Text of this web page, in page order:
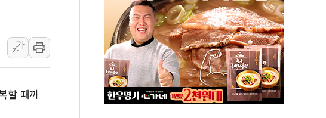
간 앞서 침수 예측"…건설연, AI 위험기상 기술 개발
내생산세액공제·인증제도 개선 수혜 기대"
하다 난간 무너져…대전서 50대 일용직 추락 사망
제와 대출 풀고 재개발·재건축 촉진하는 것이 부동산 정상화"
합특검, '尹 관저 이전 감사 무마' 유병호 감사위원 구속 기소
건 네이버…내년 AI 팩토리 매출 본격화
가
가
할 때까